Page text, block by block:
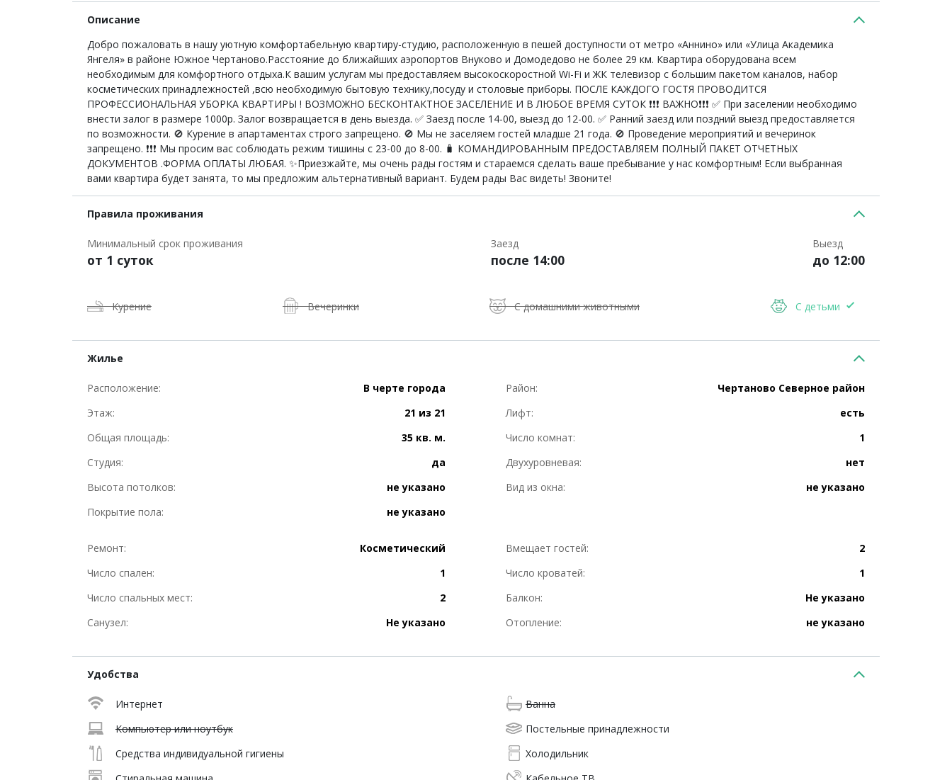
Описание
Добро пожаловать в нашу уютную комфортабельную квартиру-студию, расположенную в пешей доступности от метро «Аннино» или «Улица Академика
Янгеля» в районе Южное Чертаново.Расстояние до ближайших аэропортов Внуково и Домодедово не более 29 км. Квартира оборудована всем
необходимым для комфортного отдыха.К вашим услугам мы предоставляем высокоскоростной Wi-Fi и ЖК телевизор с большим пакетом каналов, набор
косметических принадлежностей ,всю необходимую бытовую технику,посуду и столовые приборы. ПОСЛЕ КАЖДОГО ГОСТЯ ПРОВОДИТСЯ
ПРОФЕССИОНАЛЬНАЯ УБОРКА КВАРТИРЫ ! ВОЗМОЖНО БЕСКОНТАКТНОЕ ЗАСЕЛЕНИЕ И В ЛЮБОЕ ВРЕМЯ СУТОК ❗️❗️❗️ ВАЖНО❗️❗️❗️ ✅ При заселении необходимо
внести залог в размере 1000р. Залог возвращается в день выезда. ✅ Заезд после 14-00, выезд до 12-00. ✅ Ранний заезд или поздний выезд предоставляется
по возможности. 🚫 Курение в апартаментах строго запрещено. 🚫 Мы не заселяем гостей младше 21 года. 🚫 Проведение мероприятий и вечеринок
запрещено. ❗️❗️❗️ Мы просим вас соблюдать режим тишины с 23-00 до 8-00. 🧳 КОМАНДИРОВАННЫМ ПРЕДОСТАВЛЯЕМ ПОЛНЫЙ ПАКЕТ ОТЧЕТНЫХ
ДОКУМЕНТОВ .ФОРМА ОПЛАТЫ ЛЮБАЯ. ✨Приезжайте, мы очень рады гостям и стараемся сделать ваше пребывание у нас комфортным! Если выбранная
вами квартира будет занята, то мы предложим альтернативный вариант. Будем рады Вас видеть! Звоните!
Правила проживания
Минимальный срок проживания
от 1 суток
Заезд
после 14:00
Выезд
до 12:00
Курение Вечеринки С домашними животными С детьми
Жилье
Расположение: В черте города Район:
Чертаново Северное район
Этаж:
21 из 21 Лифт:
есть
Общая площадь:
35 кв. м. Число комнат:
1
Студия:
да Двухуровневая:
нет
Высота потолков:
не указано Вид из окна:
не указано
Покрытие пола:
не указано
Ремонт: Косметический Вмещает гостей:
2
Число спален:
1 Число кроватей:
1
Число спальных мест:
2 Балкон:
Не указано
Санузел:
Не указано Отопление: не указано
Удобства
Интернет
Ванна
Компьютер или ноутбук
Постельные принадлежности
Средства индивидуальной гигиены
Холодильник